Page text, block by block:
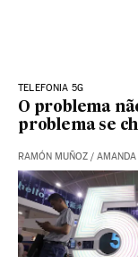
TELEFONIA 5G
O problema
problema se
RAMÓN MUÑOZ /